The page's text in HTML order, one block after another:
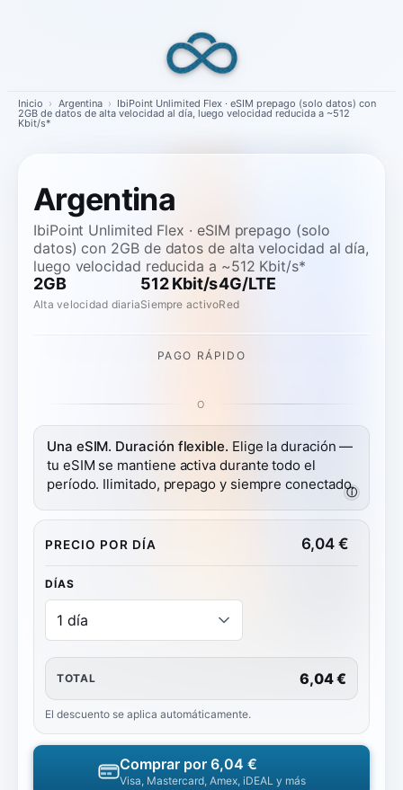
Inicio › Argentina › IbiPoint Unlimited Flex · eSIM prepago (solo datos) con
2GB de datos de alta velocidad al día, luego velocidad reducida a ~512
Kbit/s*
Argentina
IbiPoint Unlimited Flex · eSIM prepago (solo
datos) con 2GB de datos de alta velocidad al día,
luego velocidad reducida a ~512 Kbit/s*
2GB
Alta velocidad diaria
512 Kbit/s
Siempre activo
4G/LTE
Red
PAGO RÁPIDO
O
Una eSIM. Duración flexible. Elige la duración —
tu eSIM se mantiene activa durante todo el
período. Ilimitado, prepago y siempre conectado.
ⓘ
PRECIO POR DÍA 6,04 €
DÍAS
TOTAL 6,04 €
El descuento se aplica automáticamente.
Comprar por 6,04 €
Visa, Mastercard, Amex, iDEAL y más